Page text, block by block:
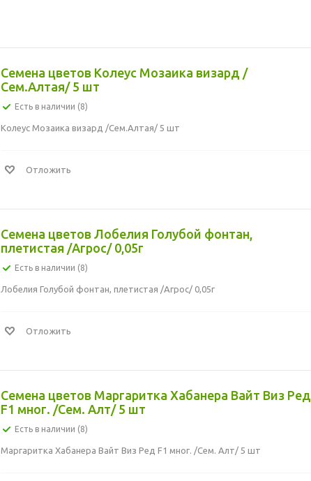
Семена цветов Колеус Мозаика визард /
Сем.Алтая/ 5 шт
Есть в наличии (8)
Колеус Мозаика визард /Сем.Алтая/ 5 шт
Отложить
Семена цветов Лобелия Голубой фонтан,
плетистая /Агрос/ 0,05г
Есть в наличии (8)
Лобелия Голубой фонтан, плетистая /Агрос/ 0,05г
Отложить
Семена цветов Маргаритка Хабанера Вайт Виз Ред
F1 мног. /Сем. Алт/ 5 шт
Есть в наличии (8)
Маргаритка Хабанера Вайт Виз Ред F1 мног. /Сем. Алт/ 5 шт